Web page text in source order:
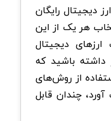
دیجیتال رایگان
هر یک از این
دیجیتال
باشید که
از روش‌های
چندان قابل